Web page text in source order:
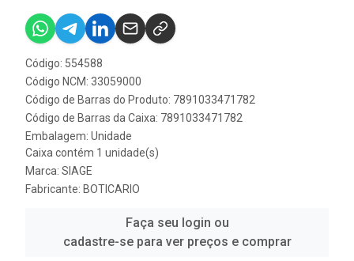
Código: 554588
Código NCM: 33059000
Código de Barras do Produto: 7891033471782
Código de Barras da Caixa: 7891033471782
Embalagem: Unidade
Caixa contém 1 unidade(s)
Marca: SIAGE
Fabricante: BOTICARIO
Faça seu login ou
cadastre-se para ver preços e comprar